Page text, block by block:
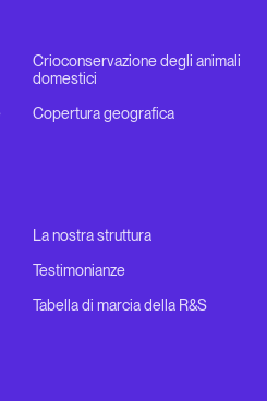
Crioconservazione degli animali
domestici
Copertura geografica
La nostra struttura
Testimonianze
Tabella di marcia della R&S